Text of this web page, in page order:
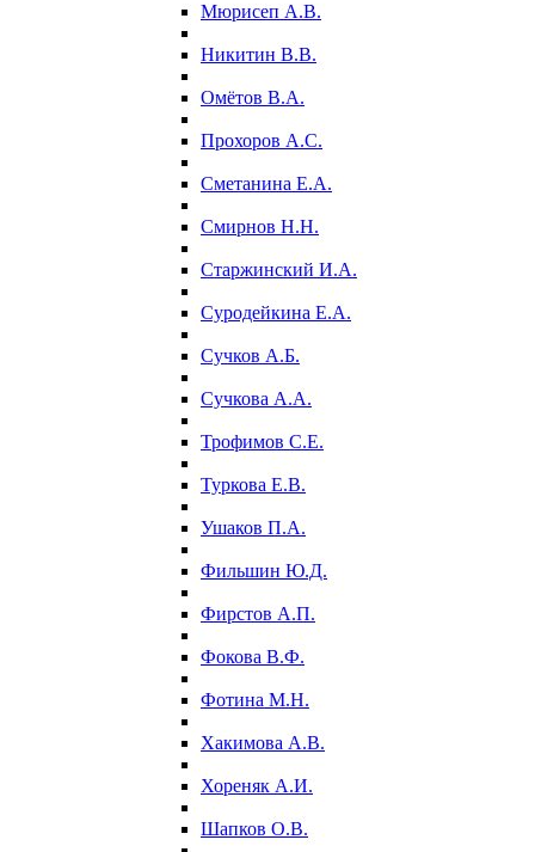
Мюрисеп А.В.
Никитин В.В.
Омётов В.А.
Прохоров А.С.
Сметанина Е.А.
Смирнов Н.Н.
Старжинский И.А.
Суродейкина Е.А.
Сучков А.Б.
Сучкова А.А.
Трофимов С.Е.
Туркова Е.В.
Ушаков П.А.
Фильшин Ю.Д.
Фирстов А.П.
Фокова В.Ф.
Фотина М.Н.
Хакимова А.В.
Хореняк А.И.
Шапков О.В.